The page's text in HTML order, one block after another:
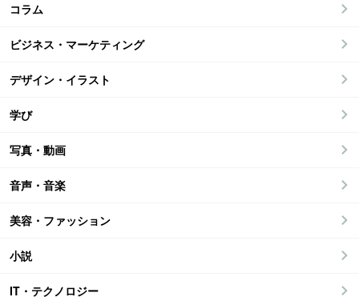
コラム
ビジネス・マーケティング
デザイン・イラスト
学び
写真・動画
音声・音楽
美容・ファッション
小説
IT・テクノロジー